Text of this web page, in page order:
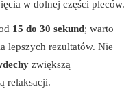
w dolnej części pleców.
15 do 30 sekund; warto
lepszych rezultatów. Nie
zwiększą
relaksacji.